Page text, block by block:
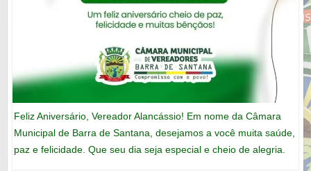
Feliz Aniversário, Vereador Alancássio! Em nome da Câmara
Municipal de Barra de Santana, desejamos a você muita saúde,
paz e felicidade. Que seu dia seja especial e cheio de alegria.